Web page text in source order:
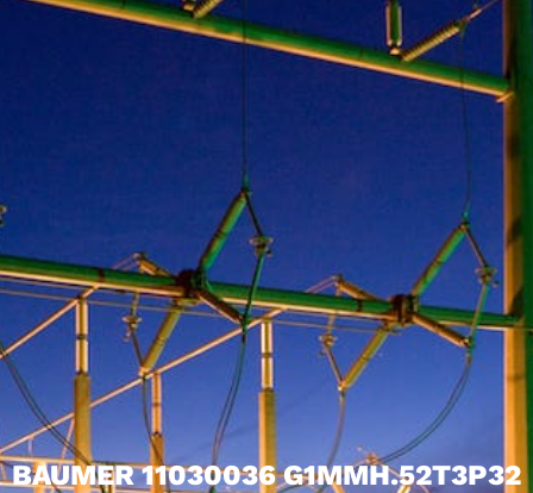
BAUMER 11030036 G1MMH.52T3P32